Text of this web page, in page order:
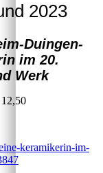
2023
Duingen-
im 20.
Werk
keramikerin-im-